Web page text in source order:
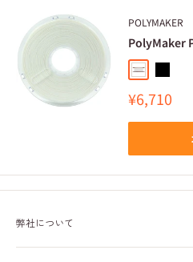
POLYMAKER
PolyMaker
¥6,710
弊社について
日本、米国、欧州で30年間、皆様